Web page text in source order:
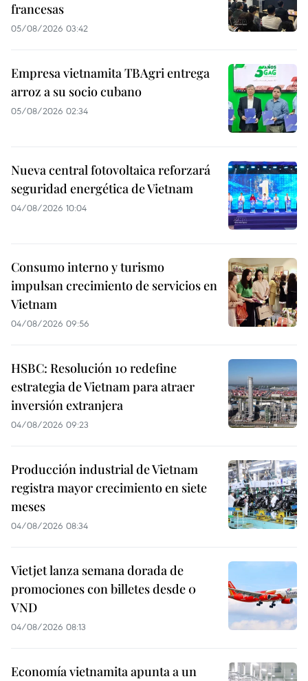
francesas
05/08/2026 03:42
Empresa vietnamita TBAgri entrega
arroz a su socio cubano
05/08/2026 02:34
Nueva central fotovoltaica reforzará
seguridad energética de Vietnam
04/08/2026 10:04
Consumo interno y turismo
impulsan crecimiento de servicios en
Vietnam
04/08/2026 09:56
HSBC: Resolución 10 redefine
estrategia de Vietnam para atraer
inversión extranjera
04/08/2026 09:23
Producción industrial de Vietnam
registra mayor crecimiento en siete
meses
04/08/2026 08:34
Vietjet lanza semana dorada de
promociones con billetes desde 0
VND
04/08/2026 08:13
Economía vietnamita apunta a un